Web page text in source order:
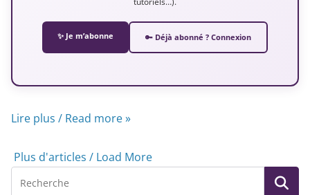
✨ Je m’abonne 🔑 Déjà abonné ? Connexion
Lire plus / Read more »
Plus d'articles / Load More